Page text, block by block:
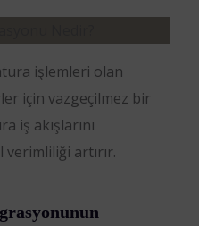
işlemleri olan
için vazgeçilmez bir
iş akışlarını
verimliliği artırır.